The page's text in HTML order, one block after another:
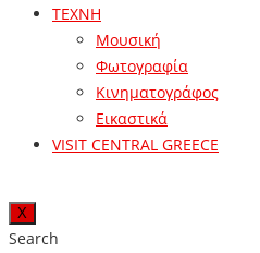
ΤΕΧΝΗ
Μουσική
Φωτογραφία
Κινηματογράφος
Εικαστικά
VISIT CENTRAL GREECE
X
Search